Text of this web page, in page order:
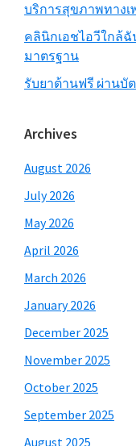
บริการสุขภาพทางเ
คลินิกเอชไอวีใกล้ฉั
มาตรฐาน
รับยาต้านฟรี ผ่านบั
Archives
August 2026
July 2026
May 2026
April 2026
March 2026
January 2026
December 2025
November 2025
October 2025
September 2025
August 2025